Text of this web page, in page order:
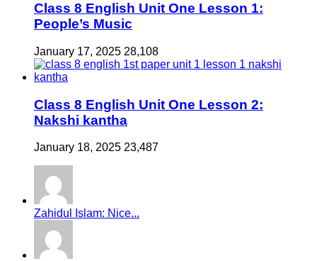
Class 8 English Unit One Lesson 1:
People’s Music
January 17, 2025 28,108
Class 8 English Unit One Lesson 2:
Nakshi kantha
January 18, 2025 23,487
Zahidul Islam: Nice...